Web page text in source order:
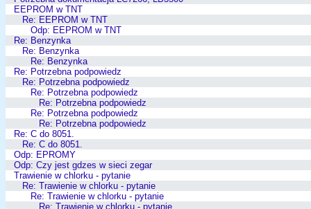
EEPROM w TNT
Re: EEPROM w TNT
Odp: EEPROM w TNT
Re: Benzynka
Re: Benzynka
Re: Benzynka
Re: Potrzebna podpowiedz
Re: Potrzebna podpowiedz
Re: Potrzebna podpowiedz
Re: Potrzebna podpowiedz
Re: Potrzebna podpowiedz
Re: Potrzebna podpowiedz
Re: C do 8051.
Re: C do 8051.
Odp: EPROMY
Odp: Czy jest gdzes w sieci zegar
Trawienie w chlorku - pytanie
Re: Trawienie w chlorku - pytanie
Re: Trawienie w chlorku - pytanie
Re: Trawienie w chlorku - pytanie